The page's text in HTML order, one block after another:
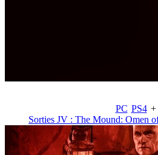
PC PS4 +
Sorties JV : The Mound: Omen